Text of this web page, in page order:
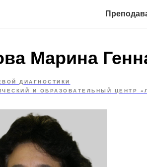
Марина
ДИАГНОСТИКИ
И ОБРАЗОВАТЕЛЬНЫЙ ЦЕНТР